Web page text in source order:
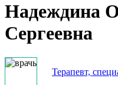
Надеждина
Сергеевна
Терапевт,